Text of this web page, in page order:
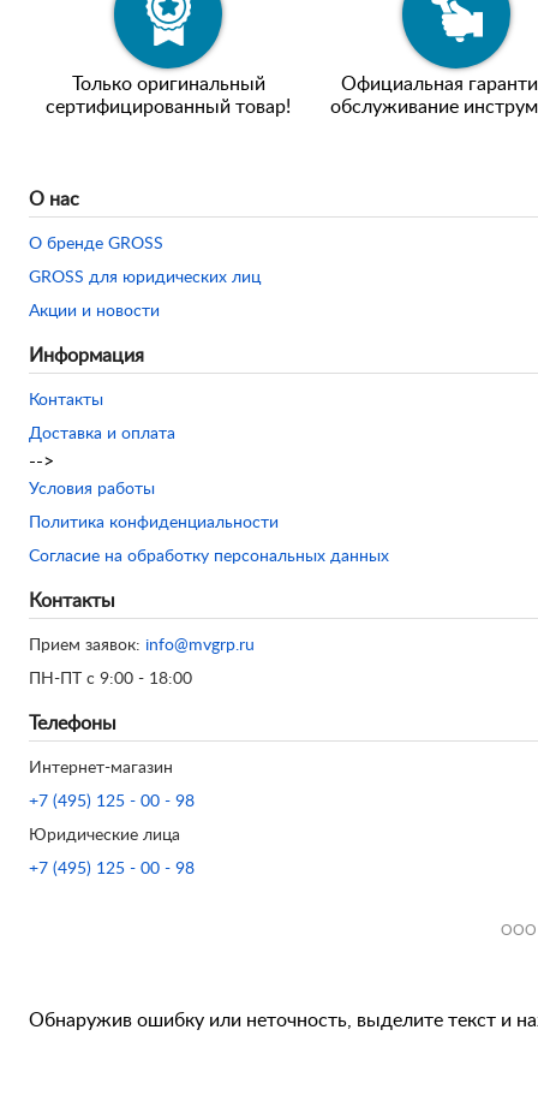
Только оригинальный
сертифицированный товар!
Официальная
обслуживание
О нас
О бренде GROSS
GROSS для юридических лиц
Акции и новости
Информация
Контакты
Доставка и оплата
-->
Условия работы
Политика конфиденциальности
Согласие на обработку персональных данных
Контакты
Прием заявок: info@mvgrp.ru
ПН-ПТ с 9:00 - 18:00
Телефоны
Интернет-магазин
+7 (495) 125 - 00 - 98
Юридические лица
+7 (495) 125 - 00 - 98
ООО
Обнаружив ошибку или неточность, выделите текст и